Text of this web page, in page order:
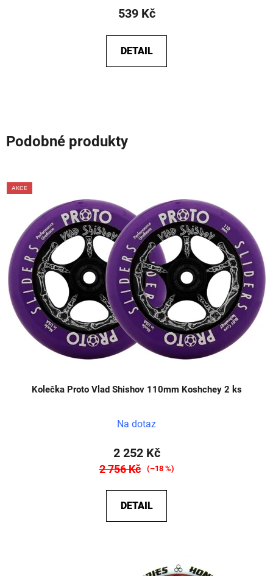
539 Kč
DETAIL
Podobné produkty
AKCE
Kolečka Proto Vlad Shishov 110mm Koshchey 2 ks
Na dotaz
2 252 Kč
2 756 Kč (–18 %)
DETAIL